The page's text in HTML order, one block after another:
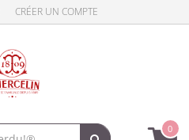
CRÉER UN COMPTE
0